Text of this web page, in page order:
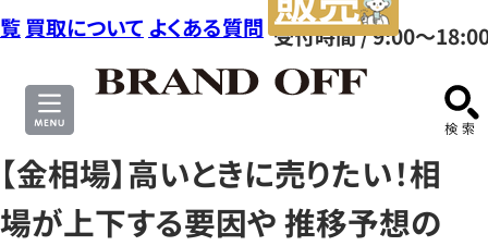
ヤ
ル
0120604117
受付時間 / 9:00～
覧 買取について よくある質問
サ
【金相場】高いときに売りたい！相
場が上下する要因や 推移予想の